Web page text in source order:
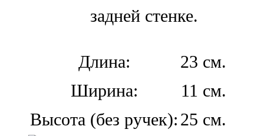
задней стенке.
Длина:
23 см.
Ширина:
11 см.
Высота (без ручек): 25 см.